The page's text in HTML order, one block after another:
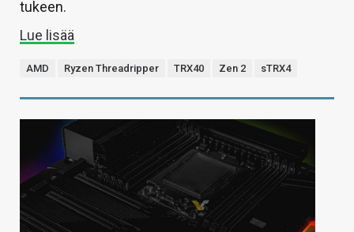
tukeen.
Lue lisää
AMD Ryzen Threadripper TRX40 Zen 2 sTRX4